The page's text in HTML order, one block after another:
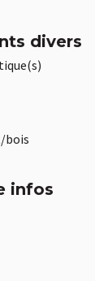
divers
bois
infos